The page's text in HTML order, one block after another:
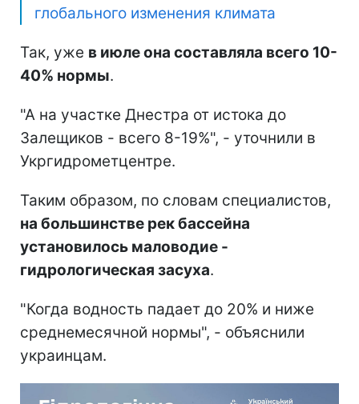
глобального изменения климата
Так, уже в июле она составляла всего 10-
40% нормы.
"А на участке Днестра от истока до
Залещиков - всего 8-19%", - уточнили в
Укргидрометцентре.
Таким образом, по словам специалистов,
на большинстве рек бассейна
установилось маловодие -
гидрологическая засуха.
"Когда водность падает до 20% и ниже
среднемесячной нормы", - объяснили
украинцам.